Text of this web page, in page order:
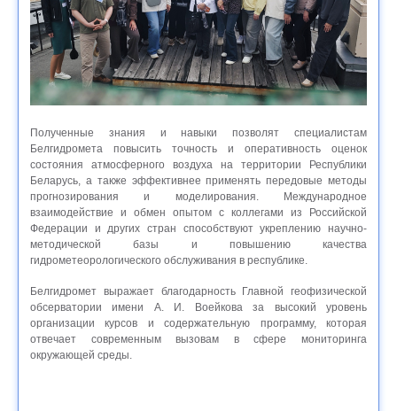
Полученные знания и навыки позволят специалистам
Белгидромета повысить точность и оперативность оценок
состояния атмосферного воздуха на территории Республики
Беларусь, а также эффективнее применять передовые методы
прогнозирования и моделирования. Международное
взаимодействие и обмен опытом с коллегами из Российской
Федерации и других стран способствуют укреплению научно-
методической базы и повышению качества
гидрометеорологического обслуживания в республике.
Белгидромет выражает благодарность Главной геофизической
обсерватории имени А. И. Воейкова за высокий уровень
организации курсов и содержательную программу, которая
отвечает современным вызовам в сфере мониторинга
окружающей среды.